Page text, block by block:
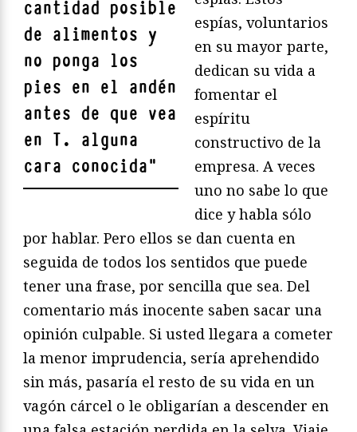
cantidad posible
de alimentos y
no ponga los
pies en el andén
antes de que vea
en T. alguna
cara conocida"
espías, voluntarios
en su mayor parte,
dedican su vida a
fomentar el
espíritu
constructivo de la
empresa. A veces
uno no sabe lo que
dice y habla sólo
por hablar. Pero ellos se dan cuenta en
seguida de todos los sentidos que puede
tener una frase, por sencilla que sea. Del
comentario más inocente saben sacar una
opinión culpable. Si usted llegara a cometer
la menor imprudencia, sería aprehendido
sin más, pasaría el resto de su vida en un
vagón cárcel o le obligarían a descender en